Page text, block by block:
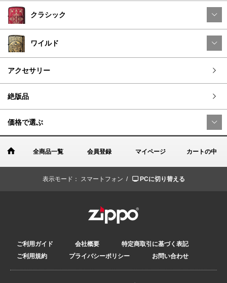
クラシック
ワイルド
アクセサリー
絶版品
価格で選ぶ
全商品一覧 会員登録 マイページ カートの中
表示モード： スマートフォン / PCに切り替える
ご利用ガイド 会社概要
特定商取引に基づく表記
ご利用規約
プライバシーポリシー お問い合わせ